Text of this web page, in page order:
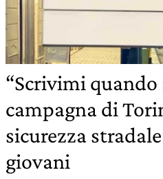
“Scrivimi quando
campagna di
sicurezza
giovani